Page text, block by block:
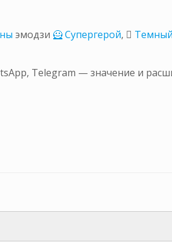
эмодзи 🦸 Супергерой, 🏾
Telegram — значение и